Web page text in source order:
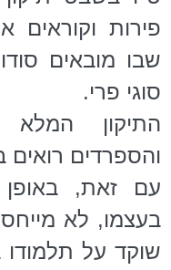
פירות
שבו מובאים
סוגי פרי.
התיקון
והספרדים רואים
עם זאת, באופן
בעצמו, לא
שוקד על